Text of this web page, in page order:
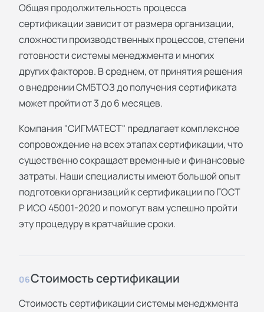
Общая продолжительность процесса
сертификации зависит от размера организации,
сложности производственных процессов, степени
готовности системы менеджмента и многих
других факторов. В среднем, от принятия решения
о внедрении СМБТОЗ до получения сертификата
может пройти от 3 до 6 месяцев.
Компания "СИГМАТЕСТ" предлагает комплексное
сопровождение на всех этапах сертификации, что
существенно сокращает временные и финансовые
затраты. Наши специалисты имеют большой опыт
подготовки организаций к сертификации по ГОСТ
Р ИСО 45001-2020 и помогут вам успешно пройти
эту процедуру в кратчайшие сроки.
06Стоимость сертификации
Стоимость сертификации системы менеджмента